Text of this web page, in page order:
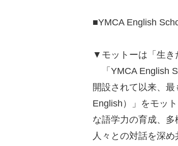
■YMCA English
▼モットーは「生き
「YMCA English
開設されて以来、
English）」をモッ
な語学力の育成、
人々との対話を深め